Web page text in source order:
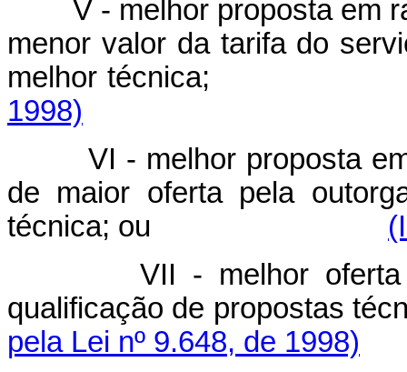
V - melhor proposta em
menor valor da tarifa do
melhor
1998)
VI - melhor proposta
de maior oferta pela
técnica; ou
VII - melhor
qualificação de
pela Lei nº 9.648, de 1998)